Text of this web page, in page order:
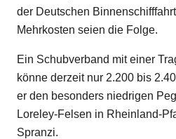
der Deutschen
Mehrkosten seien die Folge.
Ein Schubverband mit einer
könne derzeit nur 2.200 bis
er den besonders niedrigen
Loreley-Felsen in Rheinland-
Spranzi.